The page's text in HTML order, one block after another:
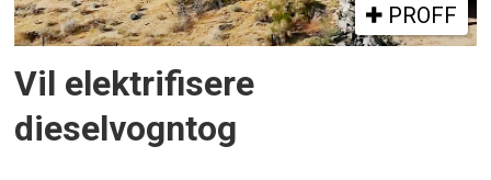
PROFF
Vil elektrifisere
dieselvogntog